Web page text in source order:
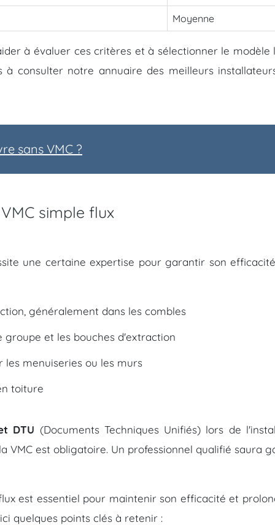
Moyenne
à évaluer ces critères et à sélectionner le modèle
à consulter notre annuaire des meilleurs
sans VMC ?
simple flux
une certaine expertise pour garantir son
généralement dans les combles
et les bouches d'extraction
les menuiseries ou les murs
toiture
DTU (Documents Techniques Unifiés) lors de
VMC est obligatoire. Un professionnel qualifié saura
est essentiel pour maintenir son efficacité et
quelques points clés à retenir :